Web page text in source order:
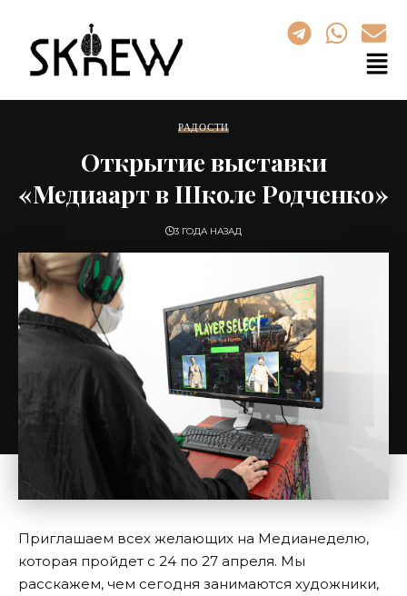
РАДОСТИ
Открытие выставки
«Медиаарт в Школе Родченко»
3 ГОДА НАЗАД
Приглашаем всех желающих на Медианеделю,
которая пройдет с 24 по 27 апреля. Мы
расскажем, чем сегодня занимаются художники,